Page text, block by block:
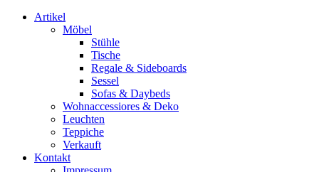
Artikel
Möbel
Stühle
Tische
Regale & Sideboards
Sessel
Sofas & Daybeds
Wohnaccessiores & Deko
Leuchten
Teppiche
Verkauft
Kontakt